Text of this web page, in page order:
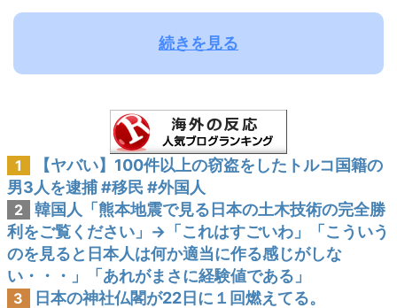
続きを見る
1
【ヤバい】100件以上の窃盗をしたトルコ国籍の
男3人を逮捕 #移民 #外国人
2
韓国人「熊本地震で見る日本の土木技術の完全勝
利をご覧ください」→「これはすごいわ」「こういう
のを見ると日本人は何か適当に作る感じがしな
い・・・」「あれがまさに経験値である」
3 日本の神社仏閣が22日に１回燃えてる。